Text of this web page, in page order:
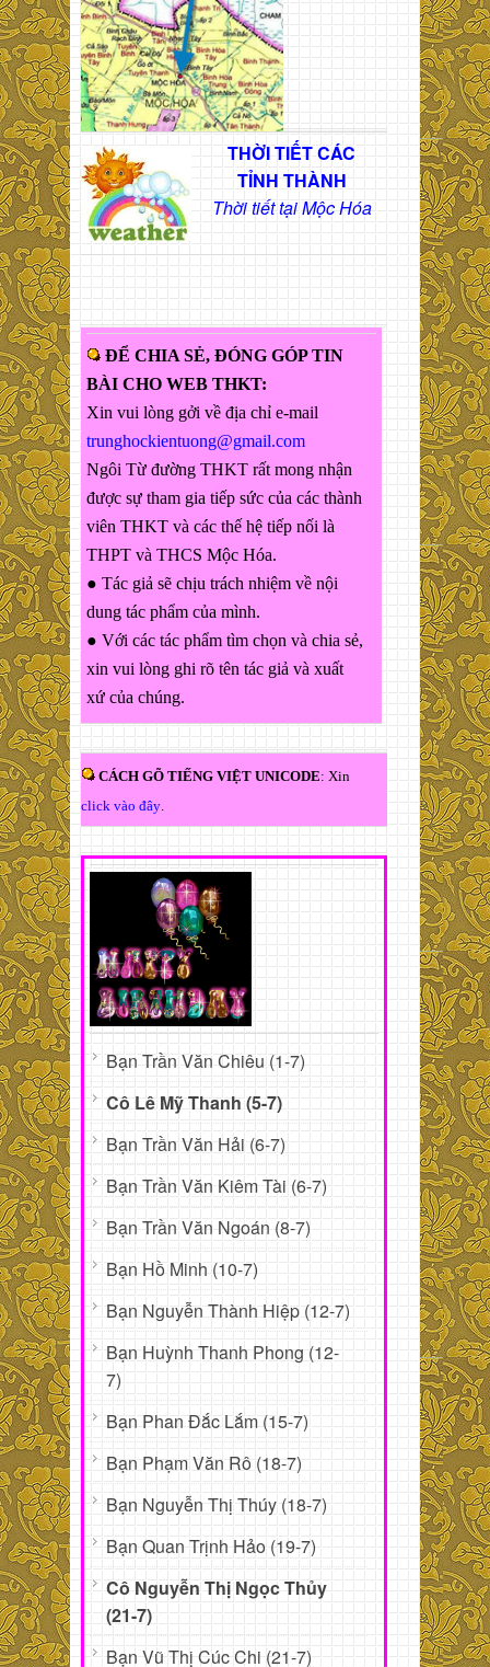
THỜI TIẾT CÁC
TỈNH THÀNH
Thời tiết tại Mộc Hóa
ĐỂ CHIA SẺ, ĐÓNG GÓP TIN
BÀI CHO WEB THKT:
Xin vui lòng gởi về địa chỉ e-mail
trunghockientuong@gmail.com
Ngôi Từ đường THKT rất mong nhận
được sự tham gia tiếp sức của các thành
viên THKT và các thế hệ tiếp nối là
THPT và THCS Mộc Hóa.
● Tác giả sẽ chịu trách nhiệm về nội
dung tác phẩm của mình.
● Với các tác phẩm tìm chọn và chia sẻ,
xin vui lòng ghi rõ tên tác giả và xuất
xứ của chúng.
CÁCH GÕ TIẾNG VIỆT UNICODE: Xin
click vào đây.
Bạn Trần Văn Chiêu (1-7)
Cô Lê Mỹ Thanh (5-7)
Bạn Trần Văn Hải (6-7)
Bạn Trần Văn Kiêm Tài (6-7)
Bạn Trần Văn Ngoán (8-7)
Bạn Hồ Minh (10-7)
Bạn Nguyễn Thành Hiệp (12-7)
Bạn Huỳnh Thanh Phong (12-
7)
Bạn Phan Đắc Lắm (15-7)
Bạn Phạm Văn Rô (18-7)
Bạn Nguyễn Thị Thúy (18-7)
Bạn Quan Trịnh Hảo (19-7)
Cô Nguyễn Thị Ngọc Thủy
(21-7)
Bạn Vũ Thị Cúc Chi (21-7)